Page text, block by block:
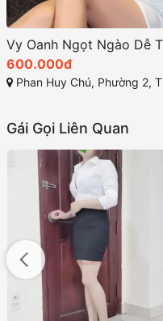
600.000đ
Phan Huy Chú, Phường 2, Thành phố Vũng Tầu, Bà Rịa - Vũng Tàu
Gái Gọi Liên Quan